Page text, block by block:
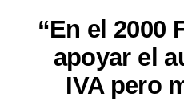
“En el 2000
apoyar el
IVA pero